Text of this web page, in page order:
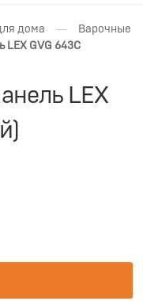
дома —
Варочные
LEX GVG 643C
LEX